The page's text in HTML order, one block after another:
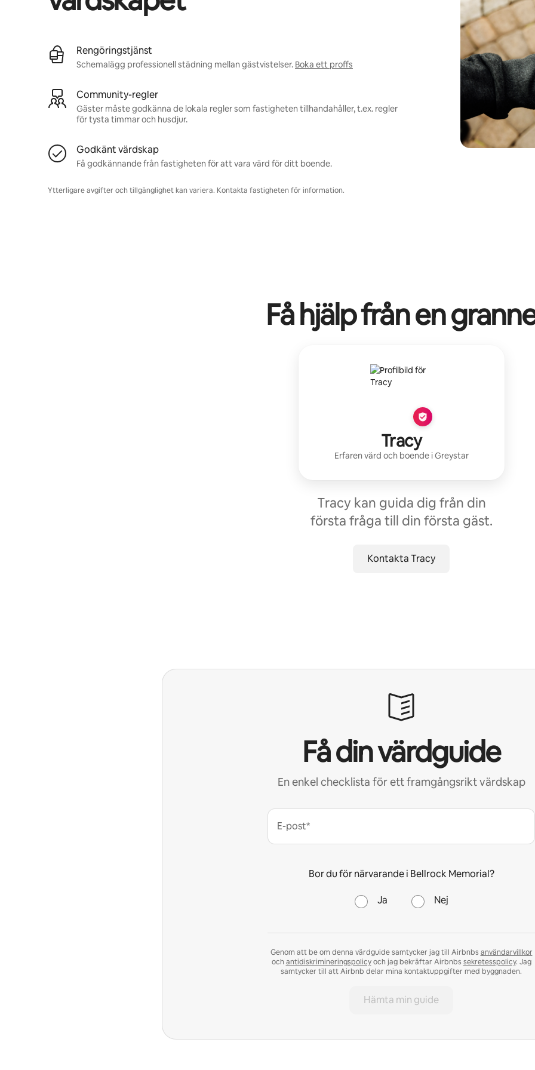
Rengöringstjänst
Schemalägg professionell städning mellan gästvistelser. Boka ett proffs
Community-regler
Gäster måste godkänna de lokala regler som fastigheten tillhandahåller, t.ex. regler
för tysta timmar och husdjur.
Godkänt värdskap
Få godkännande från fastigheten för att vara värd för ditt boende.
Ytterligare avgifter och tillgänglighet kan variera. Kontakta fastigheten för information.
Få hjälp från en
Tracy
Erfaren värd och boende iGreystar
Tracy kan guida dig från din
första fråga till din första gäst.
Kontakta Tracy
Få din värdguide
En enkel checklista för ett framgångsrikt värdskap
E-post*
Bor du för närvarande i Bellrock Memorial?
Ja Nej
Genom att be om denna värdguide samtycker jag till Airbnbs användarvillkor
och antidiskrimineringspolicyoch jag bekräftar Airbnbs sekretesspolicy. Jag
samtycker till att Airbnb delar mina kontaktuppgifter med byggnaden.
Hämta min guide